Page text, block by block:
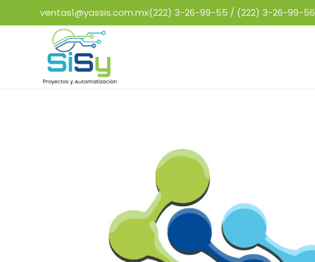
ventas1@yassis.com.mx(222) 3-26-99-55 / (222) 3-26-99-56